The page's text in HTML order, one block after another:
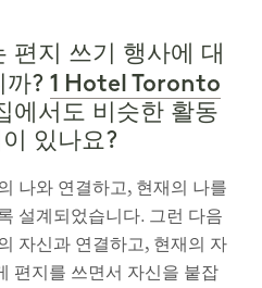
편지 쓰기 행사에 대
까? 1 Hotel Toronto
에서도 비슷한 활동
있나요?
나와 연결하고, 현재의 나를
설계되었습니다. 그런 다음
자신과 연결하고, 현재의 자
편지를 쓰면서 자신을 붙잡